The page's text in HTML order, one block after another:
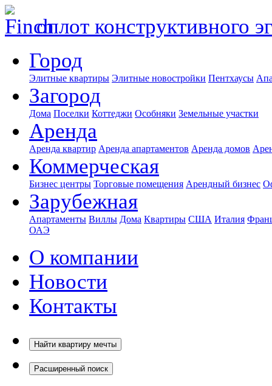
оплот конструктивного
Город
Элитные квартиры Элитные новостройки Пентхаусы
Загород
Дома Поселки Коттеджи Особняки Земельные участки
Аренда
Аренда квартир Аренда апартаментов Аренда домов
Коммерческая
Бизнес центры Торговые помещения Арендный бизнес
Зарубежная
Апартаменты Виллы Дома Квартиры США Италия
ОАЭ
О компании
Новости
Контакты
Найти квартиру мечты
Расширенный поиск